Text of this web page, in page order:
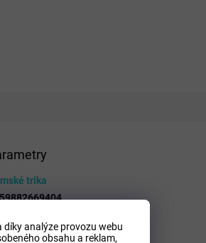
díky analýze provozu webu
obsahu a reklam,
trika